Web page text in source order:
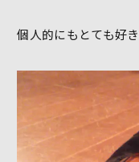
個人的にもとても好